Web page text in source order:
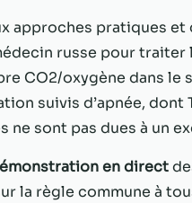
approches pratiques
russe pour traiter
CO2/oxygène dans le
suivis d’apnée,
ne sont pas dues à un
en direct
la règle commune à